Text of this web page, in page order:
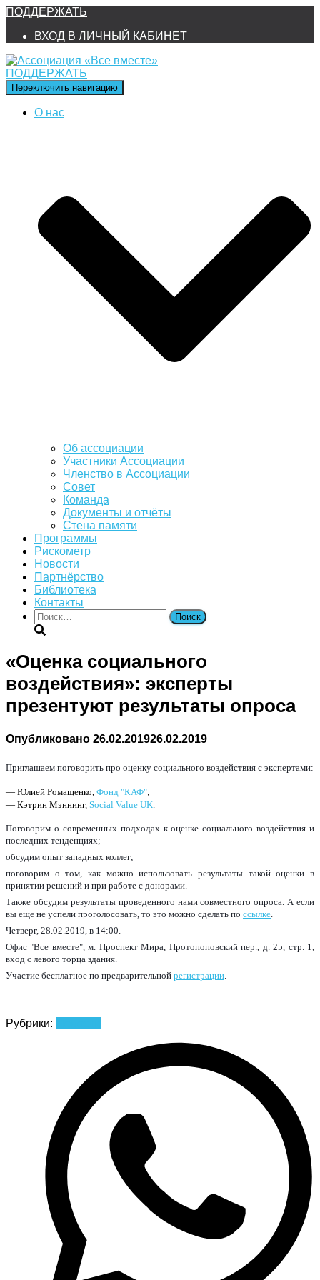
ПОДДЕРЖАТЬ
ВХОД В ЛИЧНЫЙ КАБИНЕТ
ПОДДЕРЖАТЬ
Переключить навигацию
О нас
Об ассоциации
Участники Ассоциации
Членство в Ассоциации
Совет
Команда
Документы и отчёты
Стена памяти
Программы
Рискометр
Новости
Партнёрство
Библиотека
Контакты
Найти:
«Оценка социального
воздействия»: эксперты
презентуют результаты опроса
Опубликовано 26.02.201926.02.2019
Приглашаем поговорить про оценку социального воздействия с экспертами:
— Юлией Ромащенко, Фонд "КАФ";
— Кэтрин Мэннинг, Social Value UK
Поговорим о современных подходах к оценке социального воздействия и
последних тенденциях;
обсудим опыт западных коллег;
поговорим о том, как можно использовать результаты такой оценки в
принятии решений и при работе с донорами.
Также обсудим результаты проведенного нами совместного опроса. А если
вы еще не успели проголосовать, то это можно сделать по ссылке
Четверг, 28.02.2019, в 14:00.
Офис "Все вместе", м. Проспект Мира, Протопоповский пер., д. 25, стр. 1,
вход с левого торца здания.
Участие бесплатное по предварительной регистрации
Рубрики: